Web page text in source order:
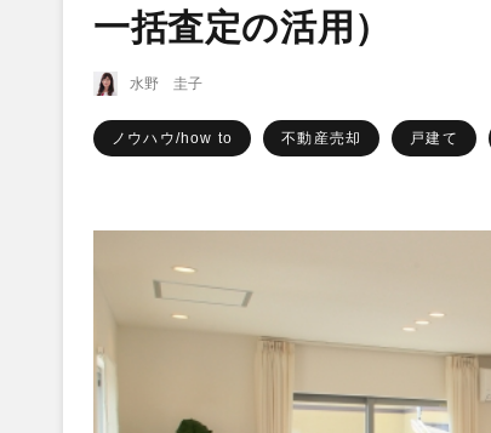
一括査定の活用）
水野 圭子
ノウハウ/how to 不動産売却 戸建て